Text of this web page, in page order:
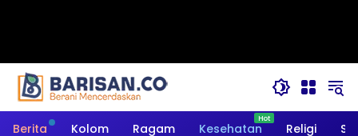
Berita Kolom Ragam Kesehatan Religi